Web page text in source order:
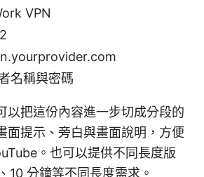
VPN
名稱與密碼
以把這份內容進一步切成分段的
面提示、旁白與畫面說明，方便
。也可以提供不同長度版
10 分鐘等不同長度需求。